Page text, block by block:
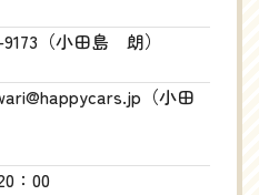
（小田島 朗）
（小田
：00